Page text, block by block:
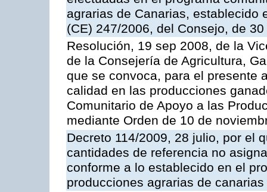
agrarias de Canarias, establecido
(CE) 247/2006, del Consejo, de
Resolución, 19 sep 2008, de la
de la Consejería de Agricultura,
que se convoca, para el presente
calidad en las producciones
Comunitario de Apoyo a las
mediante Orden de 10 de
Decreto 114/2009, 28 julio, por el
cantidades de referencia no
conforme a lo establecido en el
producciones agrarias de canarias